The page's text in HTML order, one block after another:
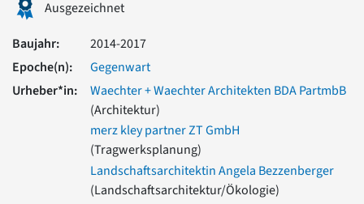
Romanik
Römische Antike
Über uns
Über baukunst-nrw
Fachbeirat
Freunde & Förderer
Impressum
Datenschutz
Ausgezeichnet
Baujahr:
2014-2017
Epoche(n):
Gegenwart
Urheber*in:
Waechter + Waechter Architekten BDA PartmbB
(Architektur)
merz kley partner ZT GmbH
(Tragwerksplanung)
Landschaftsarchitektin Angela Bezzenberger
(Landschaftsarchitektur/Ökologie)